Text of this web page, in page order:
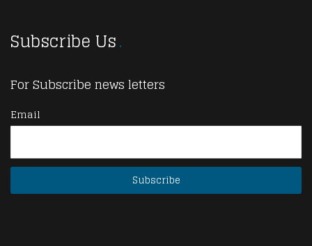
Subscribe Us
For Subscribe news letters
Email